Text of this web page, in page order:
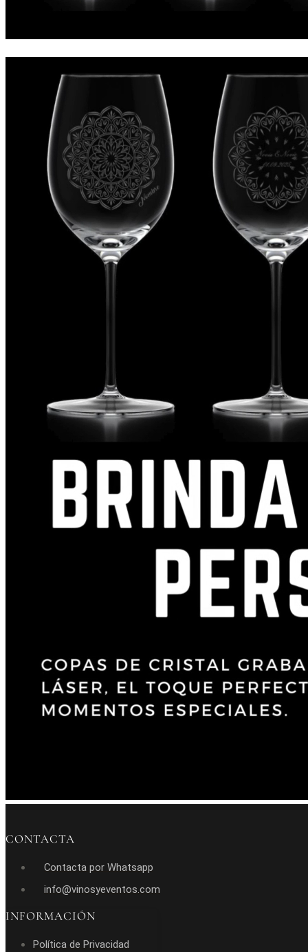
CONTACTA
Contacta por Whatsapp
info@vinosyeventos.com
INFORMACIÓN
Política de Privacidad